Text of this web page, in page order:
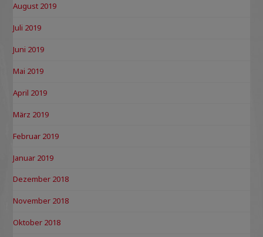
August 2019
Juli 2019
Juni 2019
Mai 2019
April 2019
März 2019
Februar 2019
Januar 2019
Dezember 2018
November 2018
Oktober 2018